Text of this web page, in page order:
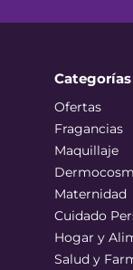
Categorías
Ofertas
Fragancias
Maquillaje
Maternidad
Cuidado
Hogar y
Salud y